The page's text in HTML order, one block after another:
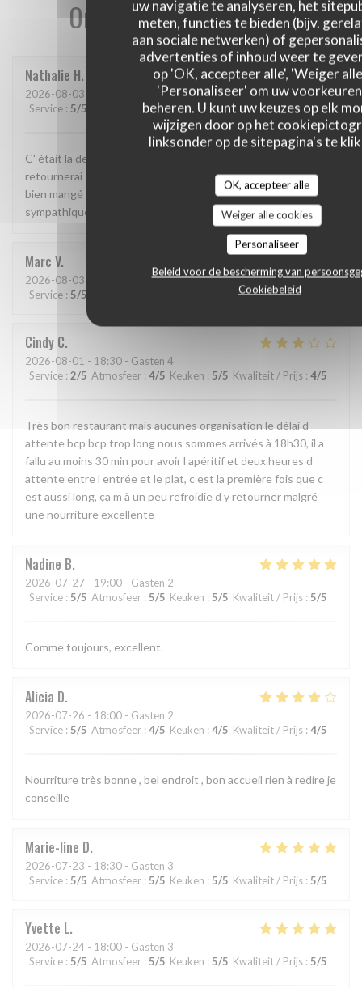
uw navigatie te analyseren, het
meten, functies te bieden (bijv.
aan sociale netwerken) of
advertenties of inhoud weer te
op 'OK, accepteer alle', 'Weiger
'Personaliseer' om uw
beheren. U kunt uw keuzes op elk
wijzigen door op het
linksonder op de sitepagina's te
OK, accepteer alle
Weiger alle cookies
Personaliseer
Beleid voor de bescherming van
Cookiebeleid
Onze gastbeoordelingen
Nathalie H
2026-08-03 - 19:15 - Gasten 2
Service : 5/5 :5/5 Keuken: 5/5 Kwaliteit / Prijs : 5/5
C' était la deuxième fois que nous y allions manger et j' y
retournerai sans hésitation. Cadre magnifique, j' y ai super
bien mangé et le patron( je suppose que c était lui) très
sympathique.
Marc V
2026-08-03 - 19:30 - Gasten 2
Service : 5/5 Kwaliteit / Prijs
Cindy C
2026-08-01 - 18:30 - Gasten 4
Service : 2/5 Atmosfeer : 4/5 Keuken : 5/5 Kwaliteit / Prijs : 4/5
Très bon restaurant mais aucunes organisation le délai d
attente bcp bcp trop long nous sommes arrivés à 18h30, il a
fallu au moins 30 min pour avoir l apéritif et deux heures d
attente entre l entrée et le plat, c est la première fois que c
est aussi long, ça m à un peu refroidie d y retourner malgré
une nourriture excellente
Nadine B
2026-07-27 - 19:00 - Gasten 2
Service : 5/5 Atmosfeer : 5/5 Keuken : 5/5 Kwaliteit / Prijs : 5/5
Comme toujours, excellent.
Alicia D
2026-07-26 - 18:00 - Gasten 2
Service : 5/5 Atmosfeer : 4/5 Keuken : 4/5 Kwaliteit / Prijs : 4/5
Nourriture très bonne , bel endroit , bon accueil rien à redire je
conseille
Marie-line D
2026-07-23 - 18:30 - Gasten 3
Service : 5/5 Atmosfeer : 5/5 Keuken : 5/5 Kwaliteit / Prijs : 5/5
Yvette L
2026-07-24 - 18:00 - Gasten 3
Service : 5/5 Atmosfeer : 5/5 Keuken : 5/5 Kwaliteit / Prijs : 5/5